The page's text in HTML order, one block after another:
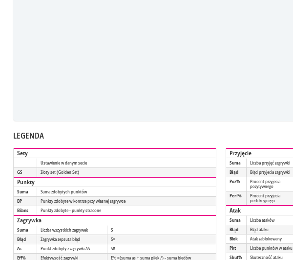
LEGENDA
Sety
Ustawienie w danym secie
GS
Złoty set (Golden Set)
Punkty
Suma
Suma zdobytych punktów
BP
Punkty zdobyte w kontrze przy własnej zagrywce
Bilans
Punkty zdobyte - punkty stracone
Zagrywka
Suma Liczba wszystkich zagrywek
S
Błąd
Zagrywka zepsuta błąd
S=
As
Punkt zdobyty z zagrywki AS
S#
Eff%
Efektywsość zagrywki E% =(suma as + suma piłek /) - suma błedów
Przyjęcie
Suma Liczba przyjęć zagrywki
Błąd
Błąd przyjecia zagrywki
Poz%
Procent przyjecia
pozytywnego
Perf%
Procent przyjecia
perfekcyjnego
Atak
Suma Liczba ataków
Błąd
Błąd ataku
Blok
Atak zablokowany
Pkt
Liczba punktów w ataku
Skut%
Skuteczność ataku